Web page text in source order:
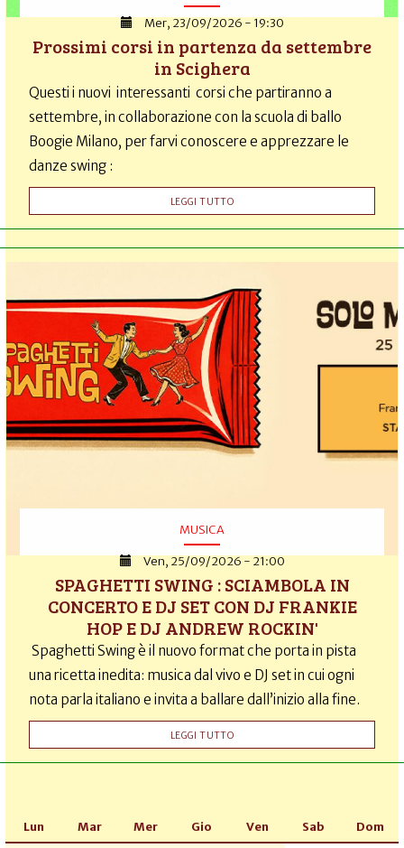
Mer, 23/09/2026 - 19:30
Prossimi corsi in partenza da settembre
in Scighera
Questi i nuovi interessanti corsi che partiranno a
settembre, in collaborazione con la scuola di ballo
Boogie Milano, per farvi conoscere e apprezzare le
danze swing :
LEGGI TUTTO
MUSICA
Ven, 25/09/2026 - 21:00
SPAGHETTI SWING : SCIAMBOLA IN
CONCERTO E DJ SET CON DJ FRANKIE
HOP E DJ ANDREW ROCKIN'
Spaghetti Swing è il nuovo format che porta in pista
una ricetta inedita: musica dal vivo e DJ set in cui ogni
nota parla italiano e invita a ballare dall’inizio alla fine.
LEGGI TUTTO
Lun Mar Mer Gio Ven Sab Dom